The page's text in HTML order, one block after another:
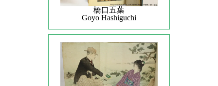
橋口五葉
Goyo Hashiguchi